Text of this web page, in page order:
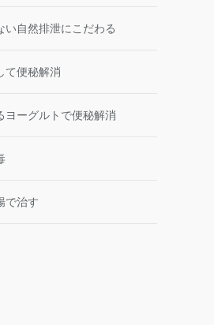
い自然排泄にこだわる
て便秘解消
ヨーグルトで便秘解消
で治す